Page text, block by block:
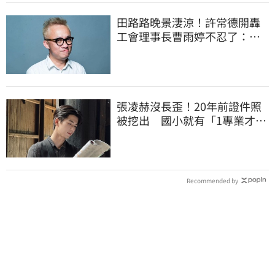
田路路晚景淒涼！許常德開轟
工會理事長曹雨婷不忍了：別
張凌赫沒長歪！20年前證件照
被挖出 國小就有「1專業才
Recommended by